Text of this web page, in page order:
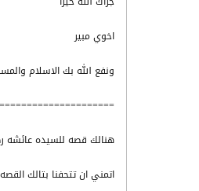
اخوي مبير
ونفع الله بك الاسلام
هنالك قصه للسيده عائشه
اتمني ان تتحفنا بتالك